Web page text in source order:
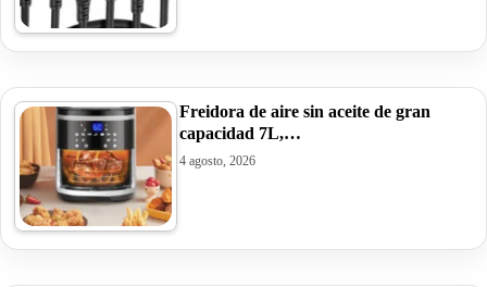
Freidora de aire sin aceite de gran
capacidad 7L,…
4 agosto, 2026